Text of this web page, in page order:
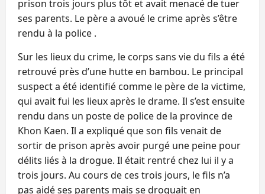
prison trois jours plus tôt et avait menacé de tuer
ses parents. Le père a avoué le crime après s’être
rendu à la police .
Sur les lieux du crime, le corps sans vie du fils a été
retrouvé près d’une hutte en bambou. Le principal
suspect a été identifié comme le père de la victime,
qui avait fui les lieux après le drame. Il s’est ensuite
rendu dans un poste de police de la province de
Khon Kaen. Il a expliqué que son fils venait de
sortir de prison après avoir purgé une peine pour
délits liés à la drogue. Il était rentré chez lui il y a
trois jours. Au cours de ces trois jours, le fils n’a
pas aidé ses parents mais se droguait en